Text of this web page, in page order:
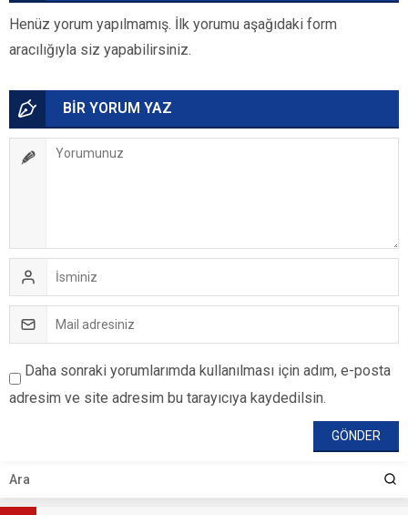
Henüz yorum yapılmamış. İlk yorumu aşağıdaki form
aracılığıyla siz yapabilirsiniz.
BİR YORUM YAZ
Daha sonraki yorumlarımda kullanılması için adım, e-posta
adresim ve site adresim bu tarayıcıya kaydedilsin.